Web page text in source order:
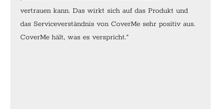
vertrauen kann. Das wirkt sich auf das Produkt und
das Serviceverständnis von CoverMe sehr positiv aus.
CoverMe hält, was es verspricht.“